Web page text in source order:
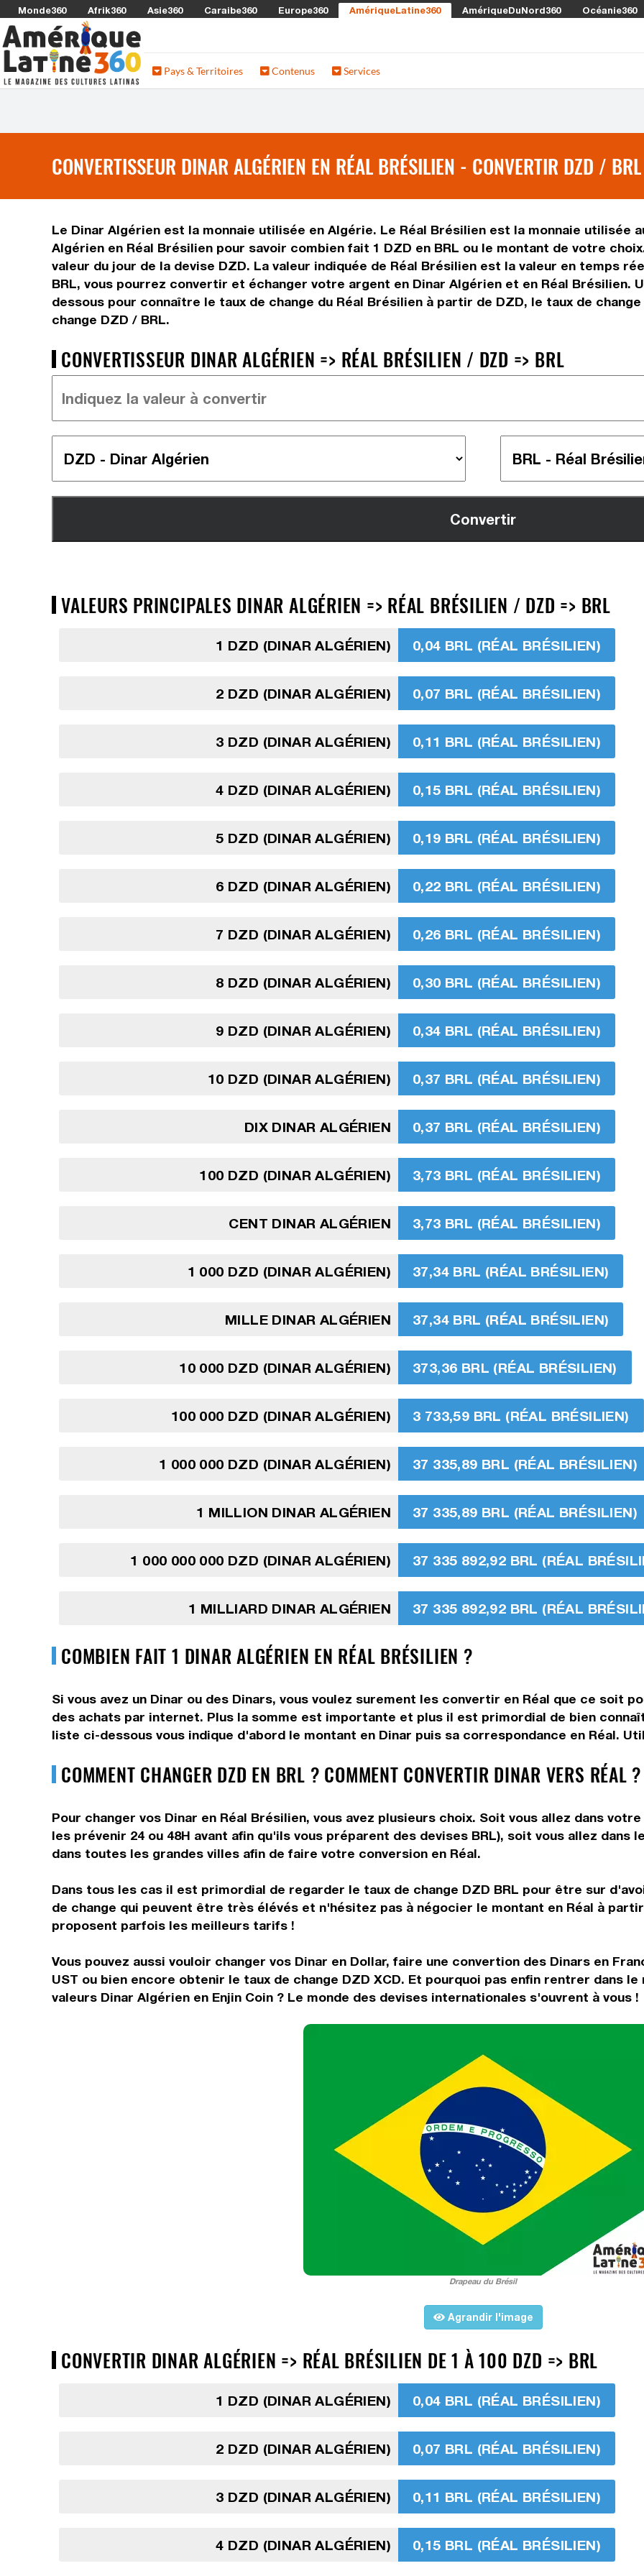
Monde360 Afrik360 Asie360 Caraibe360 Europe360 AmériqueLatine360 AmériqueDuNord360 Océanie360
Pays & Territoires Contenus Services
CONVERTISSEUR DINAR ALGÉRIEN EN RÉAL BRÉSILIEN - CONVERTIR DZD / BRL
Le Dinar Algérien est la monnaie utilisée en Algérie. Le Réal Brésilien est la monnaie utilisée
Algérien en Réal Brésilien pour savoir combien fait 1 DZD en BRL ou le montant de votre
valeur du jour de la devise DZD. La valeur indiquée de Réal Brésilien est la valeur en temps
BRL, vous pourrez convertir et échanger votre argent en Dinar Algérien et en Réal Brésilien.
dessous pour connaître le taux de change du Réal Brésilien à partir de DZD, le taux de
change DZD / BRL.
CONVERTISSEUR DINAR ALGÉRIEN => RÉAL BRÉSILIEN / DZD => BRL
VALEURS PRINCIPALES DINAR ALGÉRIEN => RÉAL BRÉSILIEN / DZD => BRL
1 DZD (DINAR ALGÉRIEN) 0,04 BRL (RÉAL BRÉSILIEN)
2 DZD (DINAR ALGÉRIEN) 0,07 BRL (RÉAL BRÉSILIEN)
3 DZD (DINAR ALGÉRIEN) 0,11 BRL (RÉAL BRÉSILIEN)
4 DZD (DINAR ALGÉRIEN) 0,15 BRL (RÉAL BRÉSILIEN)
5 DZD (DINAR ALGÉRIEN) 0,19 BRL (RÉAL BRÉSILIEN)
6 DZD (DINAR ALGÉRIEN) 0,22 BRL (RÉAL BRÉSILIEN)
7 DZD (DINAR ALGÉRIEN) 0,26 BRL (RÉAL BRÉSILIEN)
8 DZD (DINAR ALGÉRIEN) 0,30 BRL (RÉAL BRÉSILIEN)
9 DZD (DINAR ALGÉRIEN) 0,34 BRL (RÉAL BRÉSILIEN)
10 DZD (DINAR ALGÉRIEN) 0,37 BRL (RÉAL BRÉSILIEN)
DIX DINAR ALGÉRIEN 0,37 BRL (RÉAL BRÉSILIEN)
100 DZD (DINAR ALGÉRIEN) 3,73 BRL (RÉAL BRÉSILIEN)
CENT DINAR ALGÉRIEN 3,73 BRL (RÉAL BRÉSILIEN)
1 000 DZD (DINAR ALGÉRIEN) 37,34 BRL (RÉAL BRÉSILIEN)
MILLE DINAR ALGÉRIEN 37,34 BRL (RÉAL BRÉSILIEN)
10 000 DZD (DINAR ALGÉRIEN) 373,36 BRL (RÉAL BRÉSILIEN)
100 000 DZD (DINAR ALGÉRIEN) 3 733,59 BRL (RÉAL BRÉSILIEN)
1 000 000 DZD (DINAR ALGÉRIEN) 37 335,89 BRL (RÉAL BRÉSILIEN)
1 MILLION DINAR ALGÉRIEN 37 335,89 BRL (RÉAL BRÉSILIEN)
1 000 000 000 DZD (DINAR ALGÉRIEN) 37 335 892,92 BRL (RÉAL
1 MILLIARD DINAR ALGÉRIEN 37 335 892,92 BRL (RÉAL
COMBIEN FAIT 1 DINAR ALGÉRIEN EN RÉAL BRÉSILIEN ?
Si vous avez un Dinar ou des Dinars, vous voulez surement les convertir en Réal que ce soit
des achats par internet. Plus la somme est importante et plus il est primordial de bien
liste ci-dessous vous indique d'abord le montant en Dinar puis sa correspondance en Réal.
COMMENT CHANGER DZD EN BRL ? COMMENT CONVERTIR DINAR VERS RÉAL ?
Pour changer vos Dinar en Réal Brésilien, vous avez plusieurs choix. Soit vous allez dans
les prévenir 24 ou 48H avant afin qu'ils vous préparent des devises BRL), soit vous allez dans
dans toutes les grandes villes afin de faire votre conversion en Réal.
Dans tous les cas il est primordial de regarder le taux de change DZD BRL pour être sur
de change qui peuvent être très élévés et n'hésitez pas à négocier le montant en Réal à
proposent parfois les meilleurs tarifs !
Vous pouvez aussi vouloir changer vos Dinar en Dollar, faire une convertion des Dinars en
UST ou bien encore obtenir le taux de change DZD XCD. Et pourquoi pas enfin rentrer dans
valeurs Dinar Algérien en Enjin Coin ? Le monde des devises internationales s'ouvrent à vous !
Drapeau du Brésil
Agrandir l'image
CONVERTIR DINAR ALGÉRIEN => RÉAL BRÉSILIEN DE 1 À 100 DZD => BRL
1 DZD (DINAR ALGÉRIEN) 0,04 BRL (RÉAL BRÉSILIEN)
2 DZD (DINAR ALGÉRIEN) 0,07 BRL (RÉAL BRÉSILIEN)
3 DZD (DINAR ALGÉRIEN) 0,11 BRL (RÉAL BRÉSILIEN)
4 DZD (DINAR ALGÉRIEN) 0,15 BRL (RÉAL BRÉSILIEN)